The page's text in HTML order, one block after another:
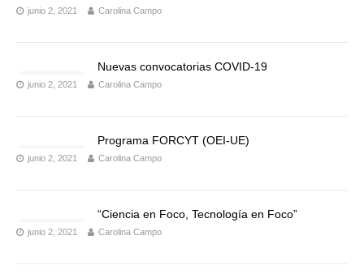
junio 2, 2021 Carolina Campo
Nuevas convocatorias COVID-19
junio 2, 2021 Carolina Campo
Programa FORCYT (OEI-UE)
junio 2, 2021 Carolina Campo
“Ciencia en Foco, Tecnología en Foco”
junio 2, 2021 Carolina Campo